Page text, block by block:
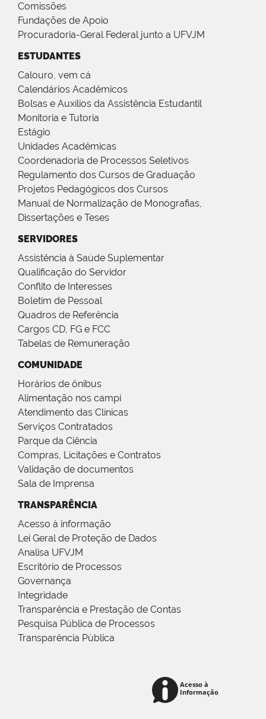
Comissões
Fundações de Apoio
Procuradoria-Geral Federal junto a UFVJM
ESTUDANTES
Calouro, vem cá
Calendários Acadêmicos
Bolsas e Auxílios da Assistência Estudantil
Monitoria e Tutoria
Estágio
Unidades Acadêmicas
Coordenadoria de Processos Seletivos
Regulamento dos Cursos de Graduação
Projetos Pedagógicos dos Cursos
Manual de Normalização de Monografias,
Dissertações e Teses
SERVIDORES
Assistência à Saúde Suplementar
Qualificação do Servidor
Conflito de Interesses
Boletim de Pessoal
Quadros de Referência
Cargos CD, FG e FCC
Tabelas de Remuneração
COMUNIDADE
Horários de ônibus
Alimentação nos campi
Atendimento das Clínicas
Serviços Contratados
Parque da Ciência
Compras, Licitações e Contratos
Validação de documentos
Sala de Imprensa
TRANSPARÊNCIA
Acesso à informação
Lei Geral de Proteção de Dados
Analisa UFVJM
Escritório de Processos
Governança
Integridade
Transparência e Prestação de Contas
Pesquisa Pública de Processos
Transparência Pública